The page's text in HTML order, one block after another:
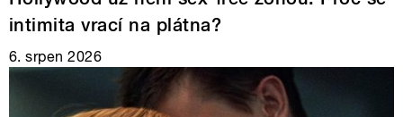
intimita vrací na plátna?
6. srpen 2026